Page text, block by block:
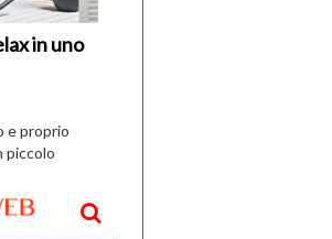
in uno
e proprio
piccolo